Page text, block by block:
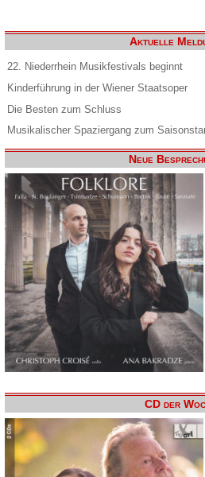
Aktuelle
22. Niederrhein Musikfestivals beginnt
Kinderführung in der Wiener Staatsoper
Die Besten zum Schluss
Musikalischer Spaziergang zum
Neue
CD der